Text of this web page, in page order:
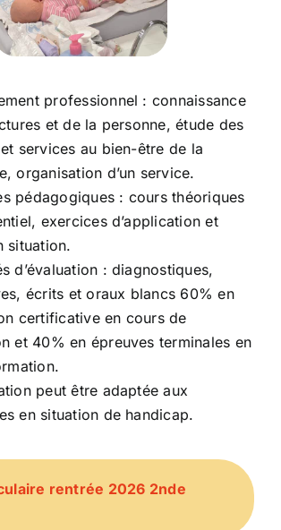
professionnel : connaissance
et de la personne, étude des
services au bien-être de la
organisation d’un service.
pédagogiques : cours théoriques
exercices d’application et
situation.
d’évaluation : diagnostiques,
écrits et oraux blancs 60% en
certificative en cours de
et 40% en épreuves terminales en
peut être adaptée aux
en situation de handicap.
rentrée 2026 2nde